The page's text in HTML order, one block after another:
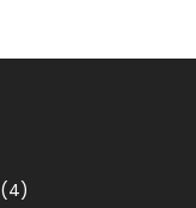
(4)